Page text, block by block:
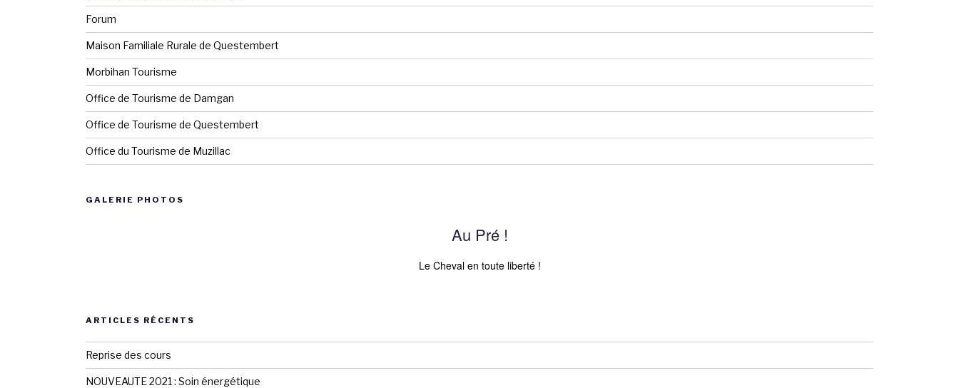
Forum
Maison Familiale Rurale de Questembert
Morbihan Tourisme
Office de Tourisme de Damgan
Office de Tourisme de Questembert
Office du Tourisme de Muzillac
GALERIE PHOTOS
Au Pré !
Le Cheval en toute liberté !
ARTICLES RÉCENTS
Reprise des cours
NOUVEAUTE 2021 : Soin énergétique